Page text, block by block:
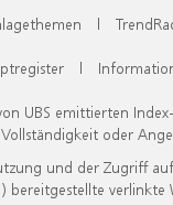
|
|
UBS emittierten
oder
und der Zugriff